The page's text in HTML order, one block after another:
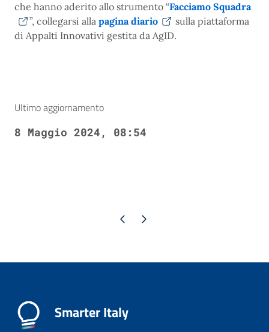
che hanno aderito allo strumento “Facciamo Squadra
”, collegarsi alla pagina diario
sulla piattaforma
di Appalti Innovativi gestita da AgID.
Ultimo aggiornamento
8 Maggio 2024, 08:54
Pagina precedente
Pagina successiva
Smarter Italy